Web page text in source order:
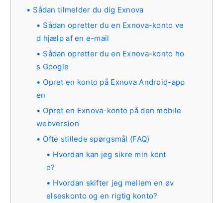
Sådan tilmelder du dig Exnova
Sådan opretter du en Exnova-konto ve
d hjælp af en e-mail
Sådan opretter du en Exnova-konto ho
s Google
Opret en konto på Exnova Android-app
en
Opret en Exnova-konto på den mobile
webversion
Ofte stillede spørgsmål (FAQ)
Hvordan kan jeg sikre min kont
o?
Hvordan skifter jeg mellem en øv
elseskonto og en rigtig konto?